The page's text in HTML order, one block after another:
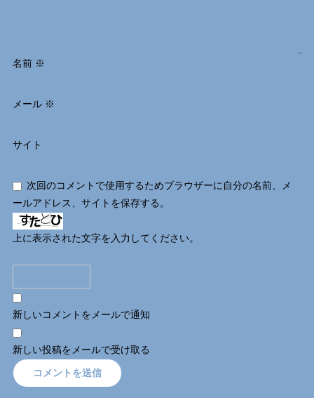
名前 ※
メール ※
サイト
次回のコメントで使用するためブラウザーに自分の名前、メ
ールアドレス、サイトを保存する。
上に表示された文字を入力してください。
新しいコメントをメールで通知
新しい投稿をメールで受け取る